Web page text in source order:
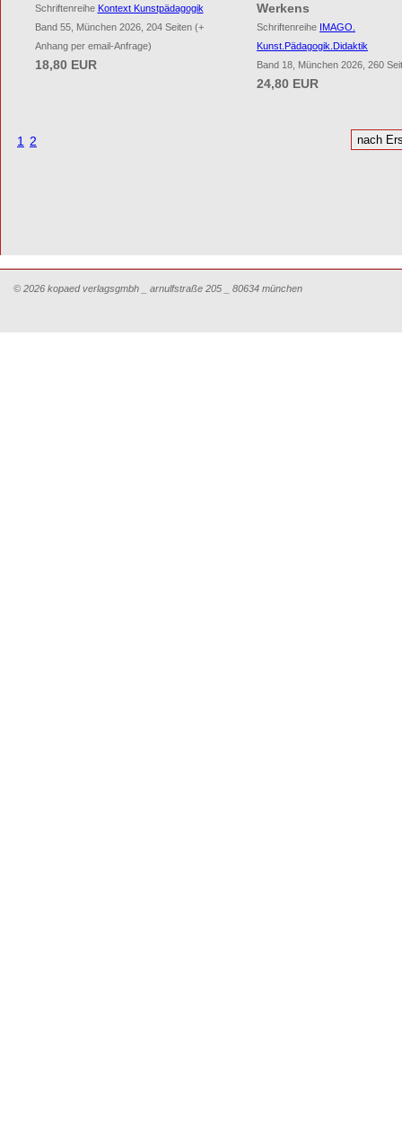
Schriftenreihe Kontext Kunstpädagogik
Band 55, München 2026, 204 Seiten (+
Anhang per email-Anfrage)
18,80 EUR
Werkens
Schriftenreihe IMAGO.
Kunst.Pädagogik.Didaktik
Band 18, München 2026, 260
24,80 EUR
1 2
© 2026 kopaed verlagsgmbh _ arnulfstraße 205 _ 80634 münchen